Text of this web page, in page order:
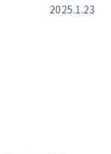
2025.1.23